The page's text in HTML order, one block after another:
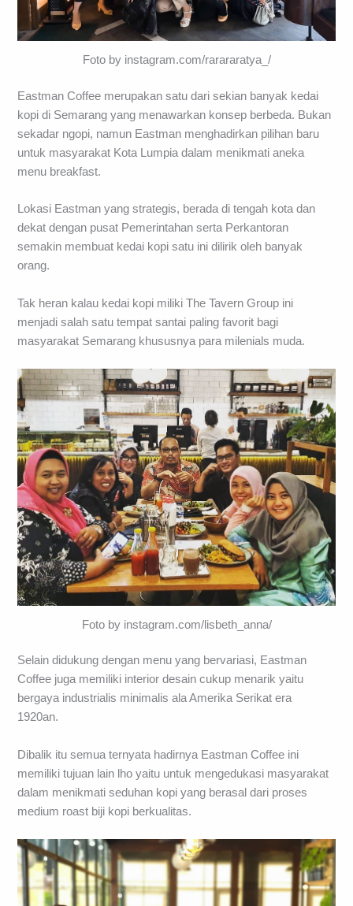
Foto by instagram.com/rarararatya_/
Eastman Coffee merupakan satu dari sekian banyak kedai
kopi di Semarang yang menawarkan konsep berbeda. Bukan
sekadar ngopi, namun Eastman menghadirkan pilihan baru
untuk masyarakat Kota Lumpia dalam menikmati aneka
menu breakfast.
Lokasi Eastman yang strategis, berada di tengah kota dan
dekat dengan pusat Pemerintahan serta Perkantoran
semakin membuat kedai kopi satu ini dilirik oleh banyak
orang.
Tak heran kalau kedai kopi miliki The Tavern Group ini
menjadi salah satu tempat santai paling favorit bagi
masyarakat Semarang khususnya para milenials muda.
Foto by instagram.com/lisbeth_anna/
Selain didukung dengan menu yang bervariasi, Eastman
Coffee juga memiliki interior desain cukup menarik yaitu
bergaya industrialis minimalis ala Amerika Serikat era
1920an.
Dibalik itu semua ternyata hadirnya Eastman Coffee ini
memiliki tujuan lain lho yaitu untuk mengedukasi masyarakat
dalam menikmati seduhan kopi yang berasal dari proses
medium roast biji kopi berkualitas.